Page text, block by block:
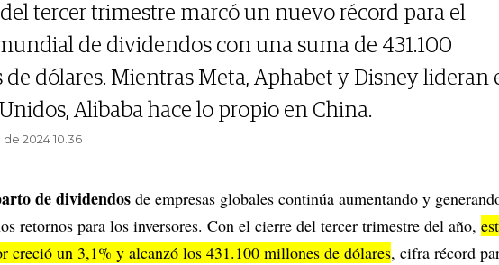
tercer trimestre marcó un nuevo récord para el
de dividendos con una suma de 431.100
dólares. Mientras Meta, Aphabet y Disney lideran
Alibaba hace lo propio en China.
2024 10.36
de dividendos de empresas globales continúa aumentando y
retornos para los inversores. Con el cierre del tercer trimestre del año,
creció un 3,1% y alcanzó los 431.100 millones de dólares, cifra récord